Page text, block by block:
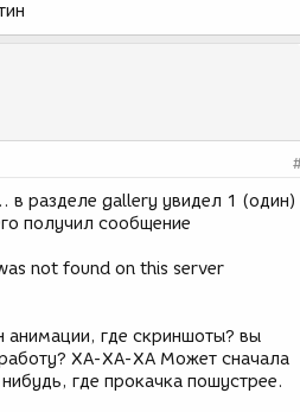
в разделе gallery увидел 1 (один)
получил сообщение
not found on this server
анимации, где скриншоты? вы
работу? ХА-ХА-ХА Может сначала
где прокачка пошустрее.